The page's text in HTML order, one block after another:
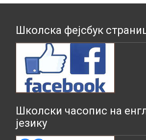
Школска фејсбук
Школски часопис на
језику